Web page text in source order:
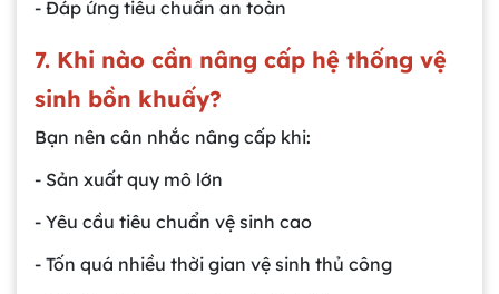
- Đáp ứng tiêu chuẩn an toàn
7. Khi nào cần nâng cấp hệ thống vệ
sinh bồn khuấy?
Bạn nên cân nhắc nâng cấp khi:
- Sản xuất quy mô lớn
- Yêu cầu tiêu chuẩn vệ sinh cao
- Tốn quá nhiều thời gian vệ sinh thủ công